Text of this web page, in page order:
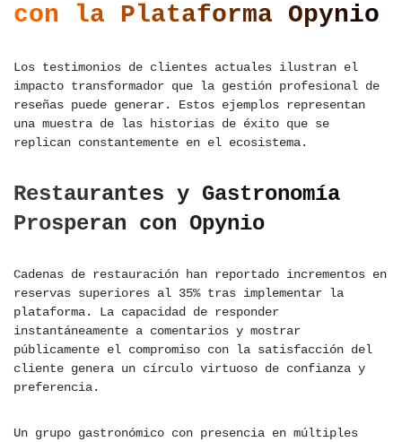
con la Plataforma Opynio
Los testimonios de clientes actuales ilustran el
impacto transformador que la gestión profesional de
reseñas puede generar. Estos ejemplos representan
una muestra de las historias de éxito que se
replican constantemente en el ecosistema.
Restaurantes y Gastronomía
Prosperan con Opynio
Cadenas de restauración han reportado incrementos en
reservas superiores al 35% tras implementar la
plataforma. La capacidad de responder
instantáneamente a comentarios y mostrar
públicamente el compromiso con la satisfacción del
cliente genera un círculo virtuoso de confianza y
preferencia.
Un grupo gastronómico con presencia en múltiples